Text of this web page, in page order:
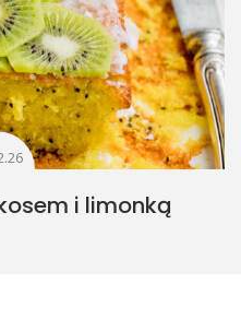
i limonką